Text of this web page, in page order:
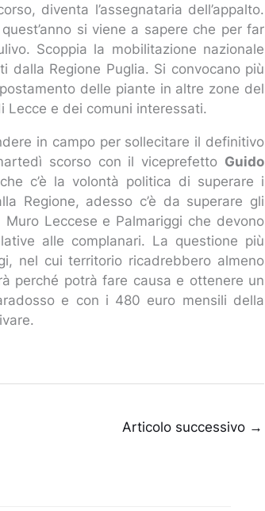
diventa l’assegnataria dell’appalto.
si viene a sapere che per far
Scoppia la mobilitazione nazionale
dalla Regione Puglia. Si convocano più
delle piante in altre zone del
Lecce e dei comuni interessati.
in campo per sollecitare il definitivo
scorso con il viceprefetto Guido
c’è la volontà politica di superare i
Regione, adesso c’è da superare gli
Leccese e Palmariggi che devono
alle complanari. La questione più
nel cui territorio ricadrebbero almeno
perché potrà fare causa e ottenere un
e con i 480 euro mensili della
Articolo successivo →